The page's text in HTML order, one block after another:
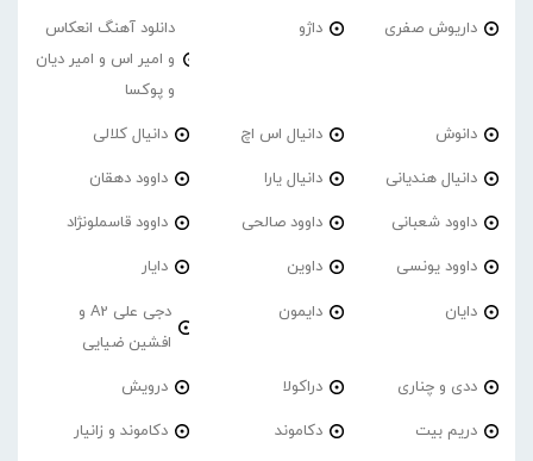
داریوش صفری داژو
دانلود آهنگ انعکاس
و امیر اس و امیر دیان
و پوکسا
دانوش دانیال اس اچ دانیال کلالی
دانیال هندیانی دانیال یارا داوود دهقان
داوود شعبانی داوود صالحی داوود قاسملونژاد
داوود یونسی داوین دایار
دایان دایمون
دجی علی A2 و
افشین ضیایی
ددی و چناری دراکولا درویش
دریم بیت دکاموند دکاموند و زانیار